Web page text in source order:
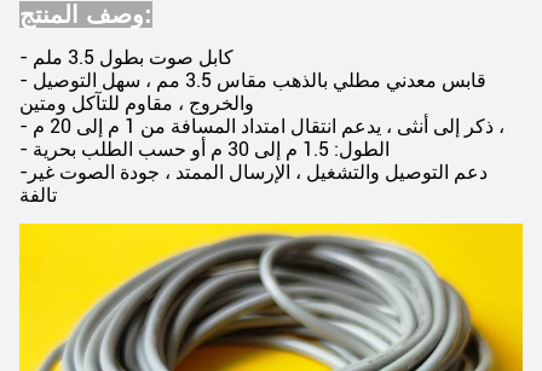
وصف المنتج:
- كابل صوت بطول 3.5 ملم
- قابس معدني مطلي بالذهب مقاس 3.5 مم ، سهل التوصيل
والخروج ، مقاوم للتآكل ومتين
- ذكر إلى أنثى ، يدعم انتقال امتداد المسافة من 1 م إلى 20 م ،
- الطول: 1.5 م إلى 30 م أو حسب الطلب بحرية
-دعم التوصيل والتشغيل ، الإرسال الممتد ، جودة الصوت غير
تالفة